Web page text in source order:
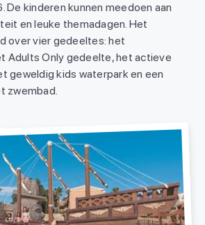
De kinderen kunnen meedoen aan
en leuke themadagen. Het
over vier gedeeltes: het
Adults Only gedeelte, het actieve
geweldig kids waterpark en een
zwembad.